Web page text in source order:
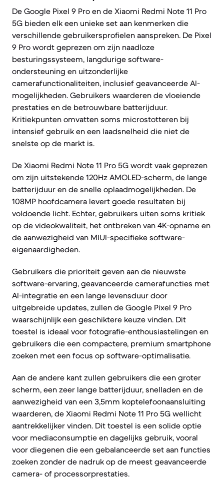
De Google Pixel 9 Pro en de Xiaomi Redmi Note 11 Pro
5G bieden elk een unieke set aan kenmerken die
verschillende gebruikersprofielen aanspreken. De Pixel
9 Pro wordt geprezen om zijn naadloze
besturingssysteem, langdurige software-
ondersteuning en uitzonderlijke
camerafunctionaliteiten, inclusief geavanceerde AI-
mogelijkheden. Gebruikers waarderen de vloeiende
prestaties en de betrouwbare batterijduur.
Kritiekpunten omvatten soms microstotteren bij
intensief gebruik en een laadsnelheid die niet de
snelste op de markt is.
De Xiaomi Redmi Note 11 Pro 5G wordt vaak geprezen
om zijn uitstekende 120Hz AMOLED-scherm, de lange
batterijduur en de snelle oplaadmogelijkheden. De
108MP hoofdcamera levert goede resultaten bij
voldoende licht. Echter, gebruikers uiten soms kritiek
op de videokwaliteit, het ontbreken van 4K-opname en
de aanwezigheid van MIUI-specifieke software-
eigenaardigheden.
Gebruikers die prioriteit geven aan de nieuwste
software-ervaring, geavanceerde camerafuncties met
AI-integratie en een lange levensduur door
uitgebreide updates, zullen de Google Pixel 9 Pro
waarschijnlijk een geschiktere keuze vinden. Dit
toestel is ideaal voor fotografie-enthousiastelingen en
gebruikers die een compactere, premium smartphone
zoeken met een focus op software-optimalisatie.
Aan de andere kant zullen gebruikers die een groter
scherm, een zeer lange batterijduur, snelladen en de
aanwezigheid van een 3,5mm koptelefoonaansluiting
waarderen, de Xiaomi Redmi Note 11 Pro 5G wellicht
aantrekkelijker vinden. Dit toestel is een solide optie
voor mediaconsumptie en dagelijks gebruik, vooral
voor diegenen die een gebalanceerde set aan functies
zoeken zonder de nadruk op de meest geavanceerde
camera- of processorprestaties.